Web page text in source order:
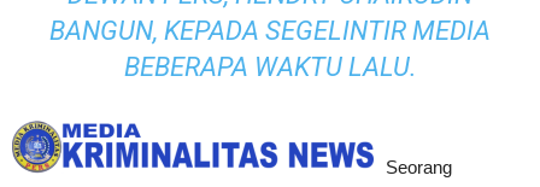
BANGUN, KEPADA SEGELINTIR MEDIA
BEBERAPA WAKTU LALU.
Seorang